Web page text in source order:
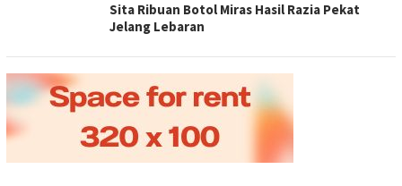
Sita Ribuan Botol Miras Hasil Razia Pekat
Jelang Lebaran